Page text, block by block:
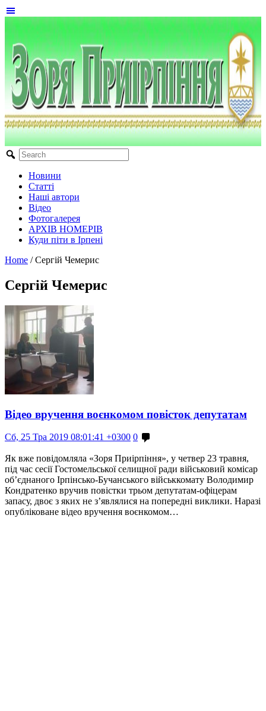
Новини
Статті
Наші автори
Відео
Фотогалерея
АРХІВ НОМЕРІВ
Куди піти в Ірпені
Home / Сергій Чемерис
Сергій Чемерис
Відео вручення воєнкомом повісток депутатам
Сб, 25 Тра 2019 08:01:41 +0300 0
Як вже повідомляла «Зоря Приірпіння», у четвер 23 травня,
під час сесії Гостомельської селищної ради військовий комісар
об’єднаного Ірпінсько-Бучанського військкомату Володимир
Кондратенко вручив повістки трьом депутатам-офіцерам
запасу, двоє з яких не з’являлися на попередні виклики. Наразі
опубліковане відео вручення воєнкомом…